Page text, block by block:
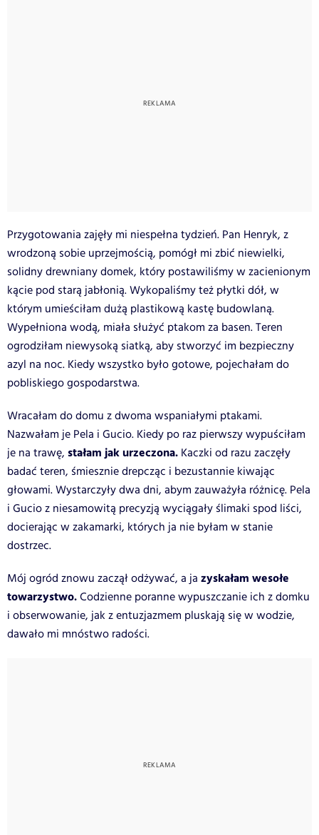
Przygotowania zajęły mi niespełna tydzień. Pan Henryk, z
wrodzoną sobie uprzejmością, pomógł mi zbić niewielki,
solidny drewniany domek, który postawiliśmy w zacienionym
kącie pod starą jabłonią. Wykopaliśmy też płytki dół, w
którym umieściłam dużą plastikową kastę budowlaną.
Wypełniona wodą, miała służyć ptakom za basen. Teren
ogrodziłam niewysoką siatką, aby stworzyć im bezpieczny
azyl na noc. Kiedy wszystko było gotowe, pojechałam do
pobliskiego gospodarstwa.
Wracałam do domu z dwoma wspaniałymi ptakami.
Nazwałam je Pela i Gucio. Kiedy po raz pierwszy wypuściłam
je na trawę, stałam jak urzeczona. Kaczki od razu zaczęły
badać teren, śmiesznie drepcząc i bezustannie kiwając
głowami. Wystarczyły dwa dni, abym zauważyła różnicę. Pela
i Gucio z niesamowitą precyzją wyciągały ślimaki spod liści,
docierając w zakamarki, których ja nie byłam w stanie
dostrzec.
Mój ogród znowu zaczął odżywać, a ja zyskałam wesołe
towarzystwo.Codzienne poranne wypuszczanie ich z domku
i obserwowanie, jak z entuzjazmem pluskają się w wodzie,
dawało mi mnóstwo radości.